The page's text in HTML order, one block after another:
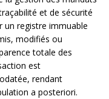
et de sécurité
un registre immuable
modifiés ou
totale des
est
rendant
a posteriori.